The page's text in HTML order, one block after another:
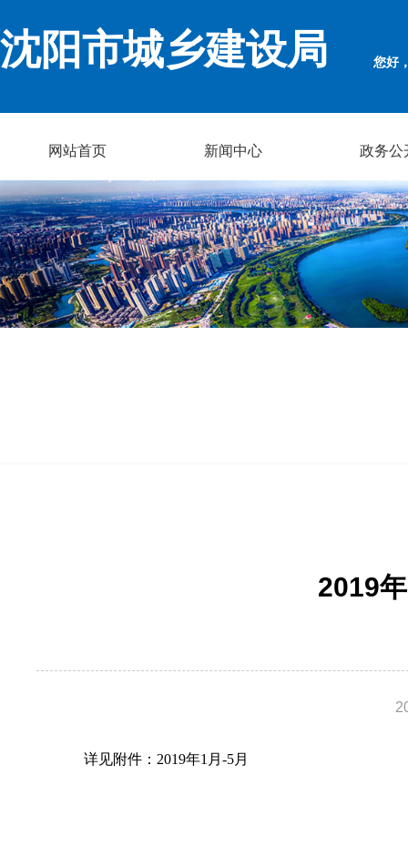
沈阳市城乡建设局 您好
网站首页 新闻中心 政务公
2019
详见附件： 2019年1月-5月